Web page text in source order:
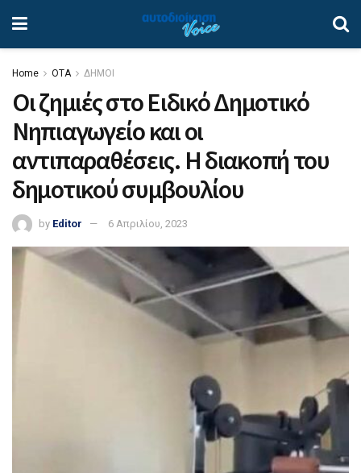
Home ΟΤΑ ΔΗΜΟΙ
Οι ζημιές στο Ειδικό Δημοτικό
Νηπιαγωγείο και οι
αντιπαραθέσεις. Η διακοπή του
δημοτικού συμβουλίου
by Editor 6 Απριλίου, 2023